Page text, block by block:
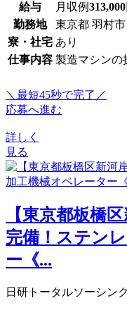
給与 月収例313,000
勤務地
東京都 羽村市
寮・社宅 あり
仕事内容 製造マシンの
＼最短45秒で完了／
応募へ進む
詳しく
見る
【東京都板橋
完備！ステン
ー《...
日研トータルソーシン